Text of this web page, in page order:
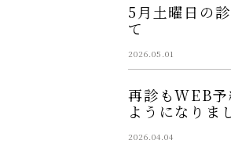
5月土曜日の
て
2026.05.01
再診もWEB予
ようになりま
2026.04.04